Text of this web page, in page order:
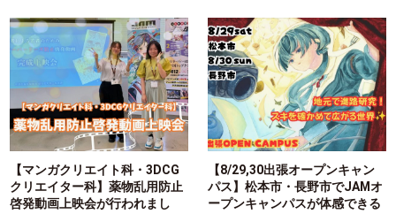
【マンガクリエイト科・3DCG
クリエイター科】薬物乱用防止
啓発動画上映会が行われまし
【8/29,30出張オープンキャン
パス】松本市・長野市でJAMオ
ープンキャンパスが体感できる